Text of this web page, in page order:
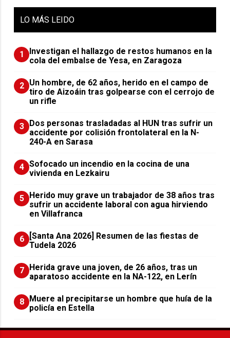
LO MÁS LEIDO
1
Investigan el hallazgo de restos humanos en la
cola del embalse de Yesa, en Zaragoza
2 Un hombre, de 62 años, herido en el campo de
tiro de Aizoáin tras golpearse con el cerrojo de
un rifle
3 ​Dos personas trasladadas al HUN tras sufrir un
accidente por colisión frontolateral en la N-
240-A en Sarasa
4 Sofocado un incendio en la cocina de una
vivienda en Lezkairu
5 Herido muy grave un trabajador de 38 años tras
sufrir un accidente laboral con agua hirviendo
en Villafranca
6
[Santa Ana 2026] Resumen de las fiestas de
Tudela 2026
7 Herida grave una joven, de 26 años, tras un
aparatoso accidente en la NA-122, en Lerín
8 Muere al precipitarse un hombre que huía de la
policía en Estella